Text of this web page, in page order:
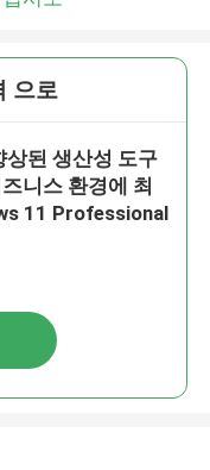
으로
상된 생산성 도구
니스 환경에 최
11 Professional